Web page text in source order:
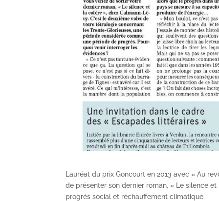
Lauréat du prix Goncourt en 2013 avec « Au
de présenter son dernier roman, « Le silence
progrès social et réchauffement climatique.